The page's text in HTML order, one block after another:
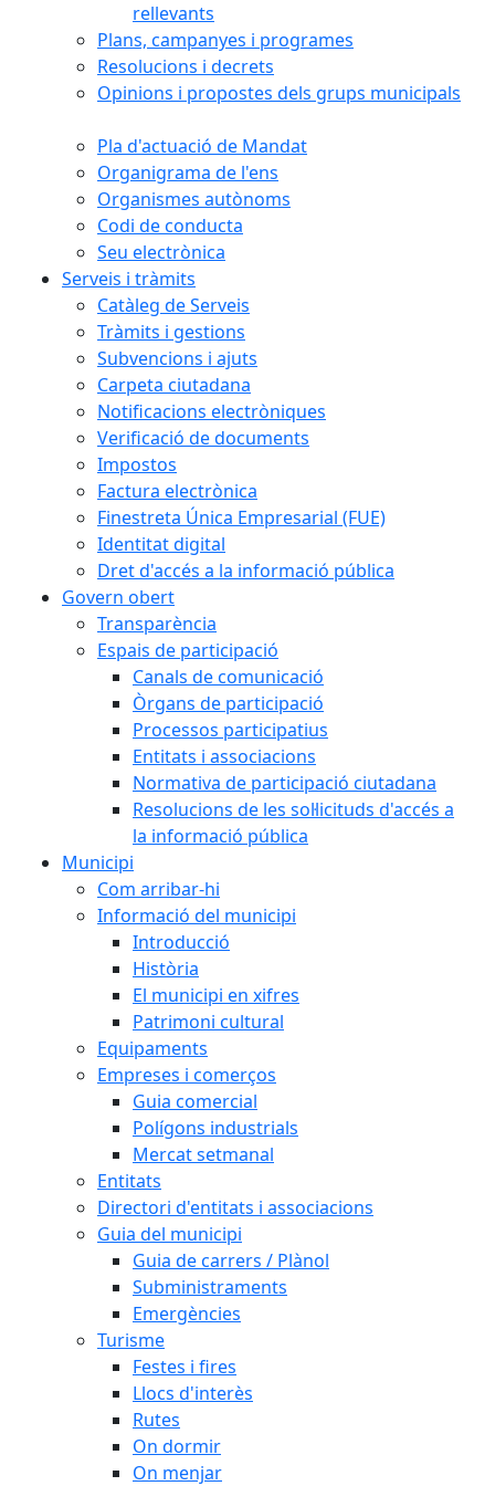
rellevants
Plans, campanyes i programes
Resolucions i decrets
Opinions i propostes dels grups municipals
Pla d'actuació de Mandat
Organigrama de l'ens
Organismes autònoms
Codi de conducta
Seu electrònica
Serveis i tràmits
Catàleg de Serveis
Tràmits i gestions
Subvencions i ajuts
Carpeta ciutadana
Notificacions electròniques
Verificació de documents
Impostos
Factura electrònica
Finestreta Única Empresarial (FUE)
Identitat digital
Dret d'accés a la informació pública
Govern obert
Transparència
Espais de participació
Canals de comunicació
Òrgans de participació
Processos participatius
Entitats i associacions
Normativa de participació ciutadana
Resolucions de les sol·licituds d'accés a
la informació pública
Municipi
Com arribar-hi
Informació del municipi
Introducció
Història
El municipi en xifres
Patrimoni cultural
Equipaments
Empreses i comerços
Guia comercial
Polígons industrials
Mercat setmanal
Entitats
Directori d'entitats i associacions
Guia del municipi
Guia de carrers / Plànol
Subministraments
Emergències
Turisme
Festes i fires
Llocs d'interès
Rutes
On dormir
On menjar